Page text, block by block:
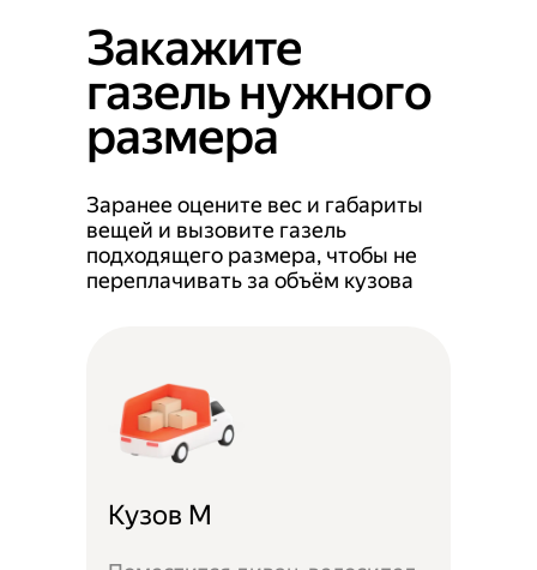
Закажите
газель нужного
размера
Заранее оцените вес и габариты
вещей и вызовите газель
подходящего размера, чтобы не
переплачивать за объём кузова
Кузов M